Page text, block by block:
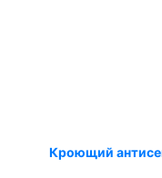
Кроющий